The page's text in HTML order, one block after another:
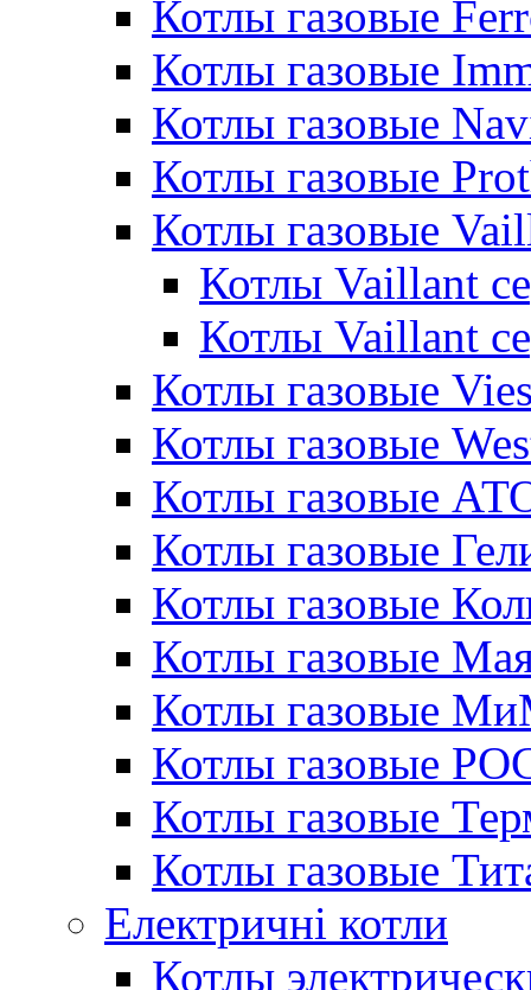
Котлы газовые
Котлы газовые
Котлы газовые
Котлы газовые
Котлы газовые
Котлы Vaillant
Котлы Vaillant
Котлы газовые
Котлы газовые
Котлы газовые
Котлы газовые
Котлы газовые
Котлы газовые
Котлы газовые
Котлы газовые
Котлы газовые
Котлы газовые
Електричні котли
Котлы